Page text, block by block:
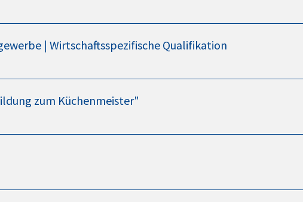
| Wirtschaftsspezifische Qualifikation
zum Küchenmeister"